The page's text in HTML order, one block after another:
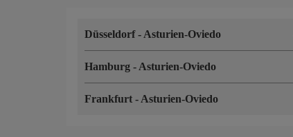
Düsseldorf- Asturien-Oviedo
Hamburg - Asturien-Oviedo
Frankfurt - Asturien-Oviedo